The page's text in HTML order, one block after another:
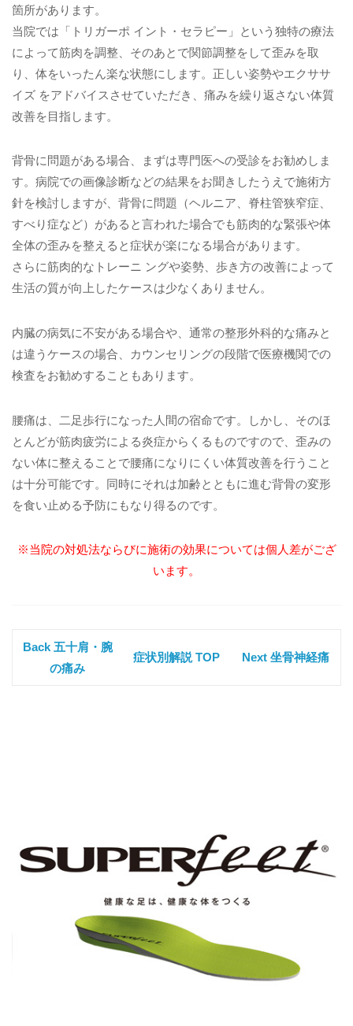
箇所があります。
当院では「トリガーポ イント・セラピー」という独特の療法
によって筋肉を調整、そのあとで関節調整をして歪みを取
り、体をいったん楽な状態にします。正しい姿勢やエクササ
イズ をアドバイスさせていただき、痛みを繰り返さない体質
改善を目指します。
背骨に問題がある場合、まずは専門医への受診をお勧めしま
す。病院での画像診断などの結果をお聞きしたうえで施術方
針を検討しますが、背骨に問題（ヘルニア、脊柱管狭窄症、
すべり症など）があると言われた場合でも筋肉的な緊張や体
全体の歪みを整えると症状が楽になる場合があります。
さらに筋肉的なトレーニ ングや姿勢、歩き方の改善によって
生活の質が向上したケースは少なくありません。
内臓の病気に不安がある場合や、通常の整形外科的な痛みと
は違うケースの場合、カウンセリングの段階で医療機関での
検査をお勧めすることもあります。
腰痛は、二足歩行になった人間の宿命です。しかし、そのほ
とんどが筋肉疲労による炎症からくるものですので、歪みの
ない体に整えることで腰痛になりにくい体質改善を行うこと
は十分可能です。同時にそれは加齢とともに進む背骨の変形
を食い止める予防にもなり得るのです。
※当院の対処法ならびに施術の効果については個人差がござ
います。
Back 五十肩・腕
の痛み
症状別解説 TOP Next 坐骨神経痛